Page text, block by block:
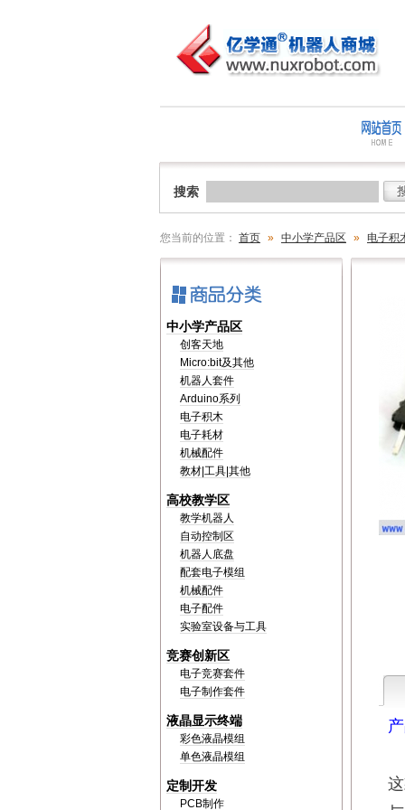
搜索
您当前的位置： 首页 » 中小学产品区 » 电子积
中小学产品区
创客天地
Micro:bit及其他
机器人套件
Arduino系列
电子积木
电子耗材
机械配件
教材|工具|其他
高校教学区
教学机器人
自动控制区
机器人底盘
配套电子模组
机械配件
电子配件
实验室设备与工具
竞赛创新区
电子竞赛套件
电子制作套件
液晶显示终端
彩色液晶模组
单色液晶模组
定制开发
PCB制作